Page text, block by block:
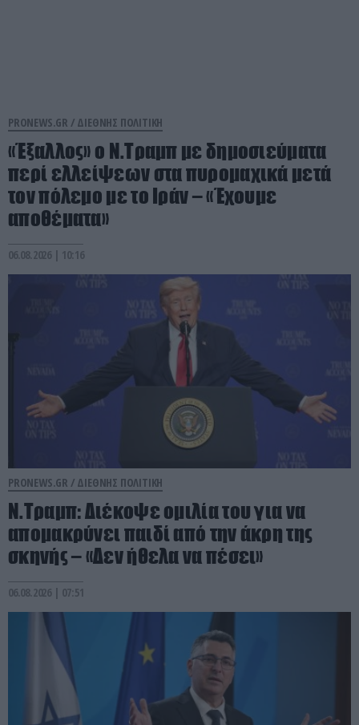
PRONEWS.GR / ΔΙΕΘΝΗΣ ΠΟΛΙΤΙΚΗ
«Έξαλλος» ο Ν.Τραμπ με δημοσιεύματα
περί ελλείψεων στα πυρομαχικά μετά
τον πόλεμο με το Ιράν – «Έχουμε
αποθέματα»
06.08.2026 | 10:16
PRONEWS.GR / ΔΙΕΘΝΗΣ ΠΟΛΙΤΙΚΗ
Ν.Τραμπ: Διέκοψε ομιλία του για να
απομακρύνει παιδί από την άκρη της
σκηνής – «Δεν ήθελα να πέσει»
06.08.2026 | 07:51